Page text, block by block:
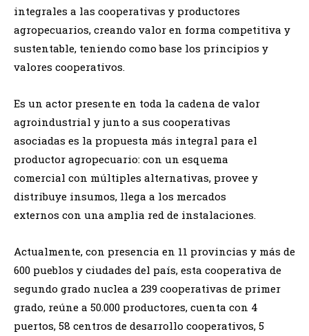
integrales a las cooperativas y productores
agropecuarios, creando valor en forma competitiva y
sustentable, teniendo como base los principios y
valores cooperativos.
Es un actor presente en toda la cadena de valor
agroindustrial y junto a sus cooperativas
asociadas es la propuesta más integral para el
productor agropecuario: con un esquema
comercial con múltiples alternativas, provee y
distribuye insumos, llega a los mercados
externos con una amplia red de instalaciones.
Actualmente, con presencia en 11 provincias y más de
600 pueblos y ciudades del país, esta cooperativa de
segundo grado nuclea a 239 cooperativas de primer
grado, reúne a 50.000 productores, cuenta con 4
puertos, 58 centros de desarrollo cooperativos, 5